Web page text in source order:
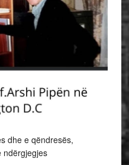
dhe e qëndresës,
ndërgjegjes